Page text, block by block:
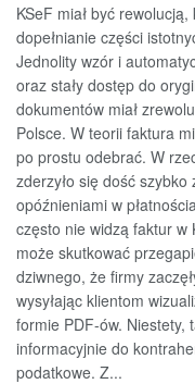
KSeF miał być
dopełnianie części
Jednolity wzór i
oraz stały dostęp do
dokumentów miał
Polsce. W teorii faktura
po prostu odebrać. W
zderzyło się dość
opóźnieniami w
często nie widzą faktur w
może skutkować
dziwnego, że firmy
wysyłając klientom
formie PDF-ów. Niestety,
informacyjnie do
podatkowe. Z...